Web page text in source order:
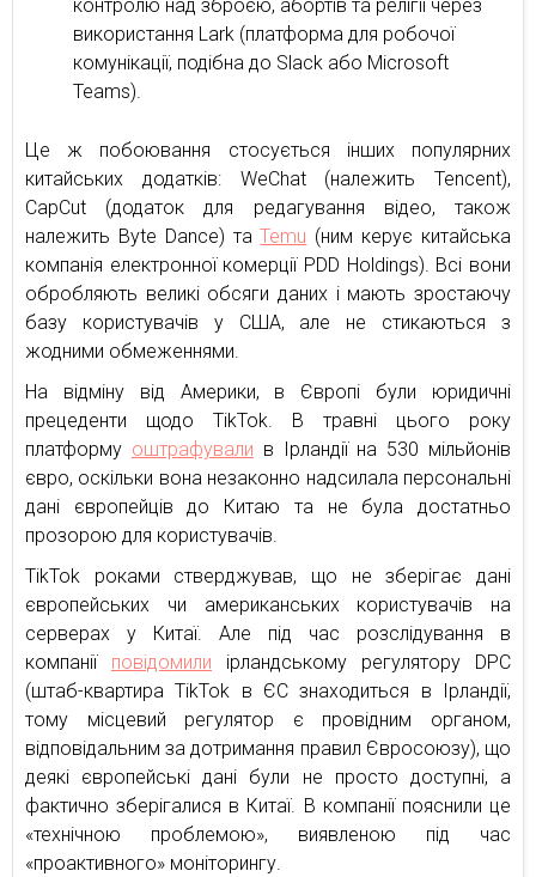
контролю над зброєю, абортів та релігії через
використання Lark (платформа для робочої
комунікації, подібна до Slack або Microsoft
Teams).
Це ж побоювання стосується інших популярних
китайських додатків: WeChat (належить Tencent),
CapCut (додаток для редагування відео, також
належить Byte Dance) таTemu (ним керує китайська
компанія електронної комерції PDD Holdings). Всі вони
обробляють великі обсяги даних і мають зростаючу
базу користувачів у США, але не стикаються з
жодними обмеженнями.
На відміну від Америки, в Європі були юридичні
прецеденти щодо TikTok. В травні цього року
платформу оштрафували в Ірландії на 530 мільйонів
євро, оскільки вона незаконно надсилала персональні
дані європейців до Китаю та не була достатньо
прозорою для користувачів.
TikTok роками стверджував, що не зберігає дані
європейських чи американських користувачів на
серверах у Китаї. Але під час розслідування в
компанії повідомили ірландському регулятору DPC
(штаб-квартира TikTok в ЄС знаходиться в Ірландії,
тому місцевий регулятор є провідним органом,
відповідальним за дотримання правил Євросоюзу), що
деякі європейські дані були не просто доступні, а
фактично зберігалися в Китаї. В компанії пояснили це
«технічною проблемою», виявленою під час
«проактивного» моніторингу.